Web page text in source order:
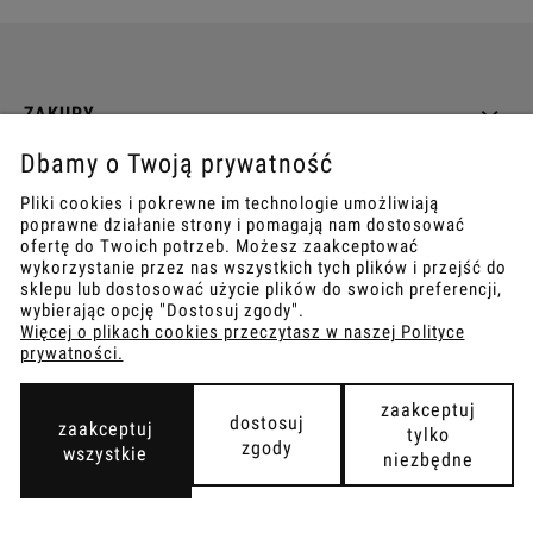
ZAKUPY
INFO
REGULAMINY
COPYRIGHT © 2021
TEMPISH.WYKONANIE:BOMBARDIER.PRO
Dbamy o Twoją prywatność
Pliki cookies i pokrewne im technologie umożliwiają
poprawne działanie strony i pomagają nam dostosować
ofertę do Twoich potrzeb. Możesz zaakceptować
wykorzystanie przez nas wszystkich tych plików i przejść do
sklepu lub dostosować użycie plików do swoich preferencji,
wybierając opcję "Dostosuj zgody".
Więcej o plikach cookies przeczytasz w naszej Polityce
prywatności.
zaakceptuj
tylko
niezbędne
dostosuj
zgody
zaakceptuj
wszystkie